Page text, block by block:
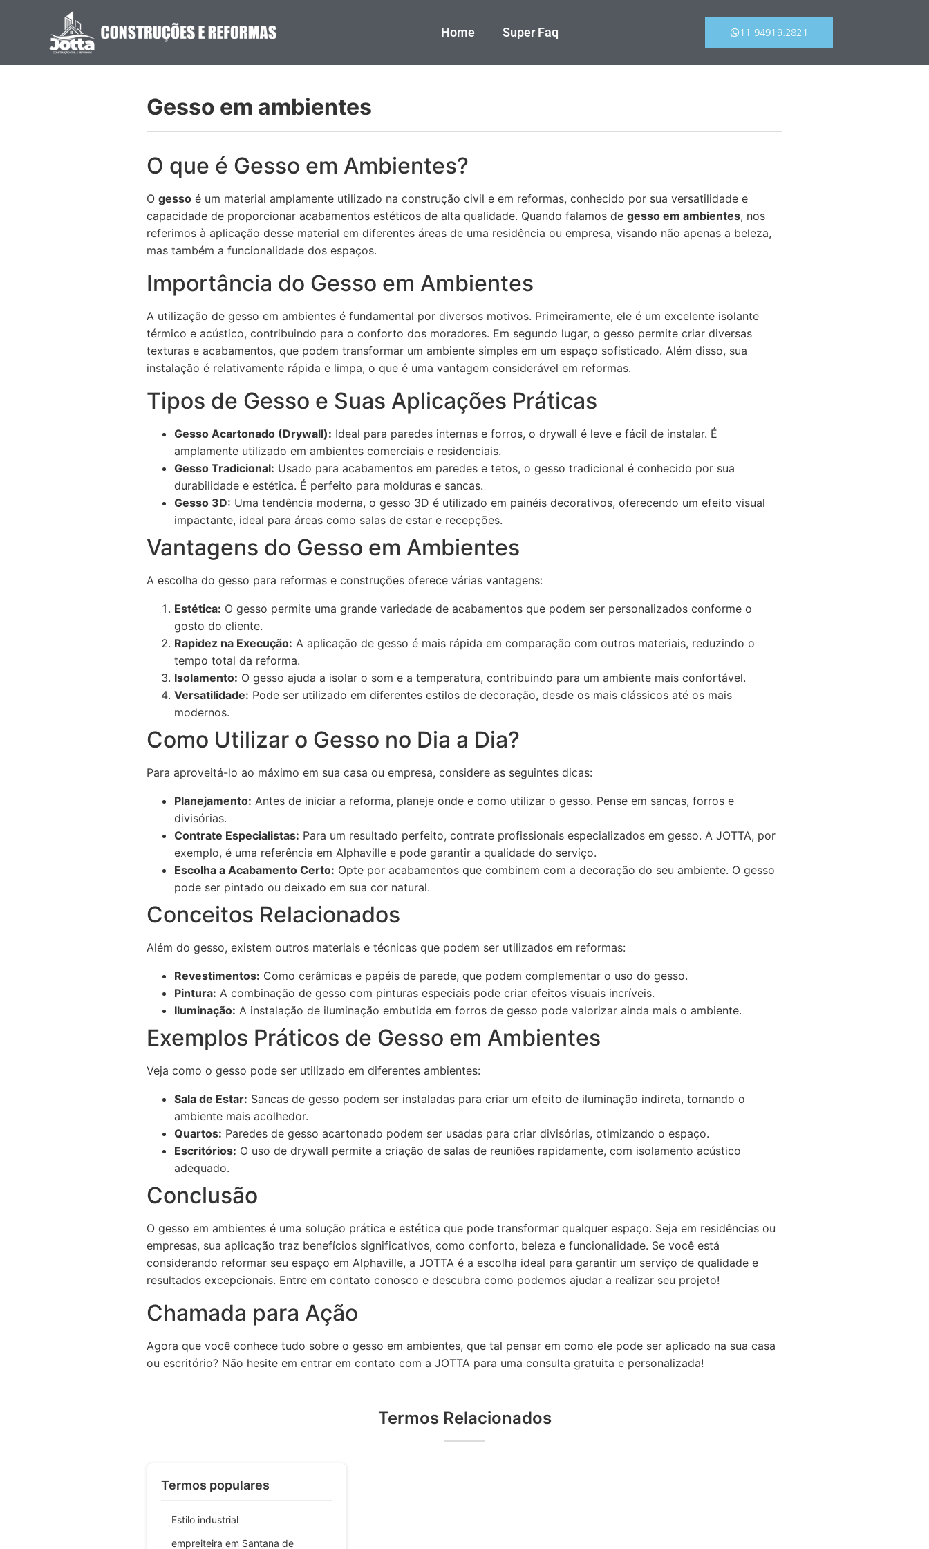
Home Super Faq 11 94919.2821
Gesso em ambientes
O que é Gesso em Ambientes?
O gesso é um material amplamente utilizado na construção civil e em reformas, conhecido por sua versatilidade e
capacidade de proporcionar acabamentos estéticos de alta qualidade. Quando falamos de gesso em ambientes, nos
referimos à aplicação desse material em diferentes áreas de uma residência ou empresa, visando não apenas a beleza,
mas também a funcionalidade dos espaços.
Importância do Gesso em Ambientes
A utilização de gesso em ambientes é fundamental por diversos motivos. Primeiramente, ele é um excelente isolante
térmico e acústico, contribuindo para o conforto dos moradores. Em segundo lugar, o gesso permite criar diversas
texturas e acabamentos, que podem transformar um ambiente simples em um espaço sofisticado. Além disso, sua
instalação é relativamente rápida e limpa, o que é uma vantagem considerável em reformas.
Tipos de Gesso e Suas Aplicações Práticas
Gesso Acartonado (Drywall): Ideal para paredes internas e forros, o drywall é leve e fácil de instalar. É
amplamente utilizado em ambientes comerciais e residenciais.
Gesso Tradicional: Usado para acabamentos em paredes e tetos, o gesso tradicional é conhecido por sua
durabilidade e estética. É perfeito para molduras e sancas.
Gesso 3D: Uma tendência moderna, o gesso 3D é utilizado em painéis decorativos, oferecendo um efeito visual
impactante, ideal para áreas como salas de estar e recepções.
Vantagens do Gesso em Ambientes
A escolha do gesso para reformas e construções oferece várias vantagens:
Estética: O gesso permite uma grande variedade de acabamentos que podem ser personalizados conforme o
gosto do cliente.
Rapidez na Execução: A aplicação de gesso é mais rápida em comparação com outros materiais, reduzindo o
tempo total da reforma.
Isolamento: O gesso ajuda a isolar o som e a temperatura, contribuindo para um ambiente mais confortável.
Versatilidade: Pode ser utilizado em diferentes estilos de decoração, desde os mais clássicos até os mais
modernos.
Como Utilizar o Gesso no Dia a Dia?
Para aproveitá-lo ao máximo em sua casa ou empresa, considere as seguintes dicas:
Planejamento: Antes de iniciar a reforma, planeje onde e como utilizar o gesso. Pense em sancas, forros e
divisórias.
Contrate Especialistas: Para um resultado perfeito, contrate profissionais especializados em gesso. A JOTTA, por
exemplo, é uma referência em Alphaville e pode garantir a qualidade do serviço.
Escolha a Acabamento Certo: Opte por acabamentos que combinem com a decoração do seu ambiente. O gesso
pode ser pintado ou deixado em sua cor natural.
Conceitos Relacionados
Além do gesso, existem outros materiais e técnicas que podem ser utilizados em reformas:
Revestimentos: Como cerâmicas e papéis de parede, que podem complementar o uso do gesso.
Pintura: A combinação de gesso com pinturas especiais pode criar efeitos visuais incríveis.
Iluminação: A instalação de iluminação embutida em forros de gesso pode valorizar ainda mais o ambiente.
Exemplos Práticos de Gesso em Ambientes
Veja como o gesso pode ser utilizado em diferentes ambientes:
Sala de Estar: Sancas de gesso podem ser instaladas para criar um efeito de iluminação indireta, tornando o
ambiente mais acolhedor.
Quartos: Paredes de gesso acartonado podem ser usadas para criar divisórias, otimizando o espaço.
Escritórios: O uso de drywall permite a criação de salas de reuniões rapidamente, com isolamento acústico
adequado.
Conclusão
O gesso em ambientes é uma solução prática e estética que pode transformar qualquer espaço. Seja em residências ou
empresas, sua aplicação traz benefícios significativos, como conforto, beleza e funcionalidade. Se você está
considerando reformar seu espaço em Alphaville, a JOTTA é a escolha ideal para garantir um serviço de qualidade e
resultados excepcionais. Entre em contato conosco e descubra como podemos ajudar a realizar seu projeto!
Chamada para Ação
Agora que você conhece tudo sobre o gesso em ambientes, que tal pensar em como ele pode ser aplicado na sua casa
ou escritório? Não hesite em entrar em contato com a JOTTA para uma consulta gratuita e personalizada!
Termos Relacionados
Termos populares
Estilo industrial
empreiteira em Santana de